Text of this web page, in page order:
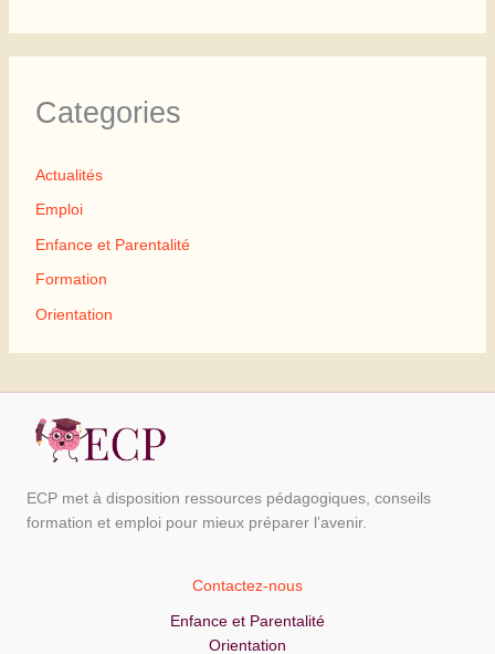
Categories
Actualités
Emploi
Enfance et Parentalité
Formation
Orientation
ECP met à disposition ressources pédagogiques, conseils
formation et emploi pour mieux préparer l’avenir.
Contactez-nous
Enfance et Parentalité
Orientation